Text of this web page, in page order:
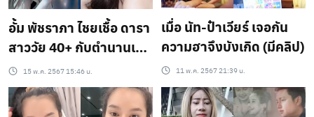
อั้ม พัชราภา ไชยเชื้อ ดารา
สาววัย 40+ กับตำนานเจ้า
ของไวรัล ผิวเด็กโกงอายุ
15 พ.ค. 2567 15:46 น.
เมื่อ นัท-ป๋าเวียร์ เจอกัน
ความฮาจึงบังเกิด (มีคลิป)
11 พ.ค. 2567 21:39 น.